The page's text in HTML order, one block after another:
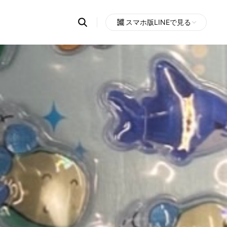
Search
OpenChats
messages
search
area
スマホ版LINEで見る